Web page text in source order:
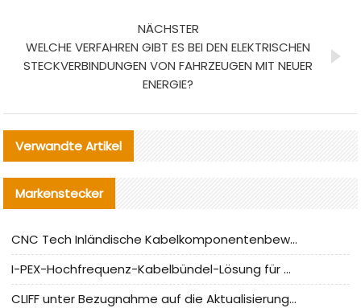
NÄCHSTER
WELCHE VERFAHREN GIBT ES BEI DEN ELEKTRISCHEN
STECKVERBINDUNGEN VON FAHRZEUGEN MIT NEUER
ENERGIE?
Verwandte Artikel
Markenstecker
CNC Tech Inländische Kabelkomponentenbewertung und Massenproduktionsanpassungsanleitung
I-PEX-Hochfrequenz-Kabelbündel-Lösung für die heimische Produktion analysiert
CLIFF unter Bezugnahme auf die Aktualisierung der chinesischen Stecker-Testnormen